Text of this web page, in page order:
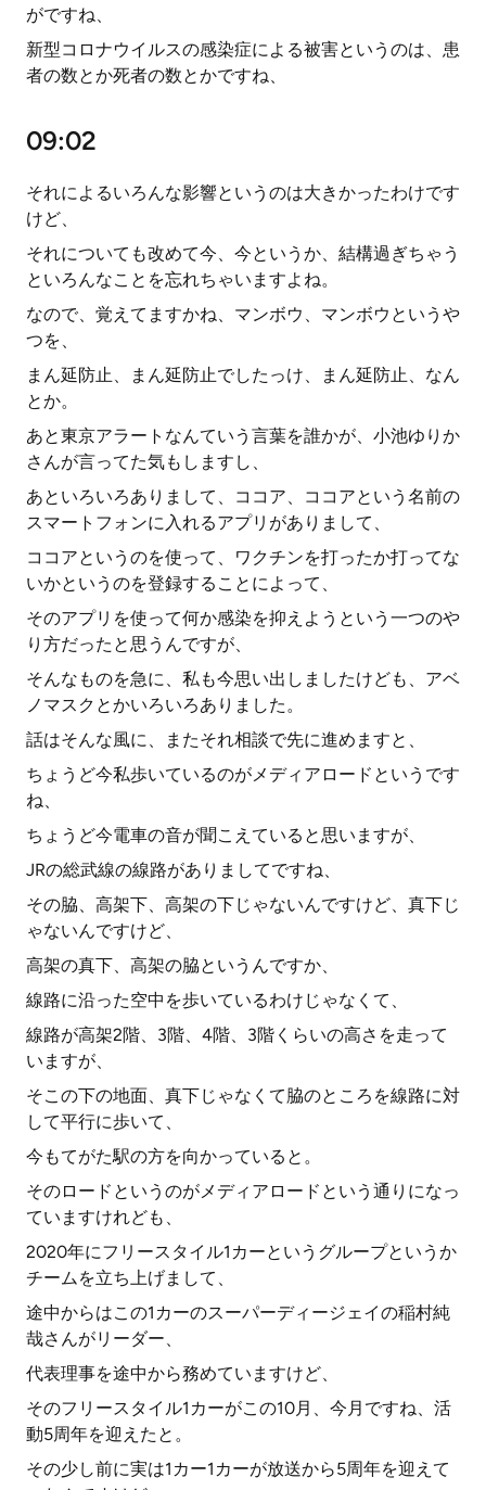
がですね、
新型コロナウイルスの感染症による被害というのは、患
者の数とか死者の数とかですね、
09:02
それによるいろんな影響というのは大きかったわけです
けど、
それについても改めて今、今というか、結構過ぎちゃう
といろんなことを忘れちゃいますよね。
なので、覚えてますかね、マンボウ、マンボウというや
つを、
まん延防止、まん延防止でしたっけ、まん延防止、なん
とか。
あと東京アラートなんていう言葉を誰かが、小池ゆりか
さんが言ってた気もしますし、
あといろいろありまして、ココア、ココアという名前の
スマートフォンに入れるアプリがありまして、
ココアというのを使って、ワクチンを打ったか打ってな
いかというのを登録することによって、
そのアプリを使って何か感染を抑えようという一つのや
り方だったと思うんですが、
そんなものを急に、私も今思い出しましたけども、アベ
ノマスクとかいろいろありました。
話はそんな風に、またそれ相談で先に進めますと、
ちょうど今私歩いているのがメディアロードというです
ね、
ちょうど今電車の音が聞こえていると思いますが、
JRの総武線の線路がありましてですね、
その脇、高架下、高架の下じゃないんですけど、真下じ
ゃないんですけど、
高架の真下、高架の脇というんですか、
線路に沿った空中を歩いているわけじゃなくて、
線路が高架2階、3階、4階、3階くらいの高さを走って
いますが、
そこの下の地面、真下じゃなくて脇のところを線路に対
して平行に歩いて、
今もてがた駅の方を向かっていると。
そのロードというのがメディアロードという通りになっ
ていますけれども、
2020年にフリースタイル1カーというグループというか
チームを立ち上げまして、
途中からはこの1カーのスーパーディージェイの稲村純
哉さんがリーダー、
代表理事を途中から務めていますけど、
そのフリースタイル1カーがこの10月、今月ですね、活
動5周年を迎えたと。
その少し前に実は1カー1カーが放送から5周年を迎えて